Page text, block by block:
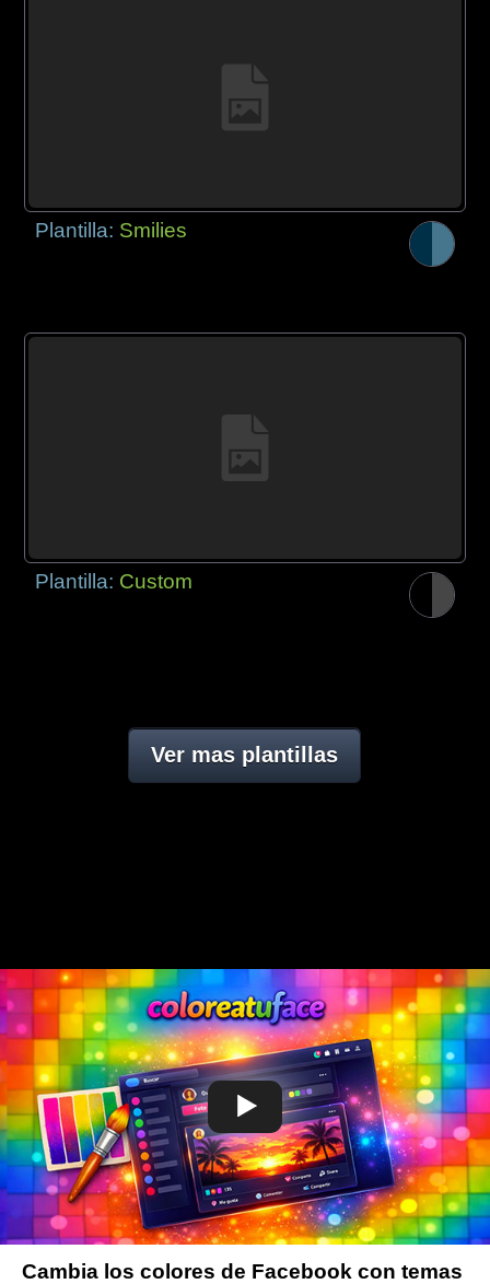
Plantilla: Smilies
Plantilla: Custom
Ver mas plantillas
Cambia los colores de Facebook con temas